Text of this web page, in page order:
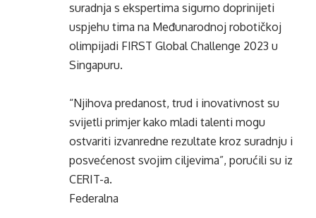
suradnja s ekspertima sigurno doprinijeti
uspjehu tima na Međunarodnoj robotičkoj
olimpijadi FIRST Global Challenge 2023 u
Singapuru.
“Njihova predanost, trud i inovativnost su
svijetli primjer kako mladi talenti mogu
ostvariti izvanredne rezultate kroz suradnju i
posvećenost svojim ciljevima”, porućili su iz
CERIT-a.
Federalna